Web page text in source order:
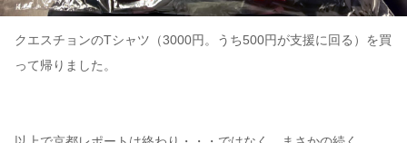
クエスチョンのTシャツ（3000円。うち500円が支援に回る）を買
って帰りました。